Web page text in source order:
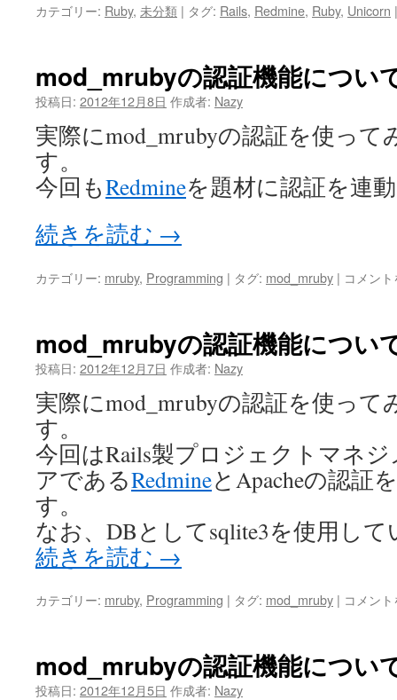
カテゴリー: Ruby, 未分類 | タグ: Rails, Redmine, Ruby, Unicorn |
mod_mrubyの認証機能につい
投稿日: 2012年12月8日 作成者: Nazy
実際にmod_mrubyの認証を使っ
す。
今回もRedmineを題材に認証を連
続きを読む →
カテゴリー: mruby, Programming | タグ: mod_mruby |
機
つ
い
(応
用
編
は
コメン
mod_mrubyの認証機能につい
投稿日: 2012年12月7日 作成者: Nazy
実際にmod_mrubyの認証を使っ
す。
今回はRails製プロジェクトマネ
アであるRedmineとApacheの認証
す。
なお、DBとしてsqlite3を使用し
続きを読む →
カテゴリー: mruby, Programming | タグ: mod_mruby |
機
コメン
mod_mrubyの認証機能につい
投稿日: 2012年12月5日 作成者: Nazy